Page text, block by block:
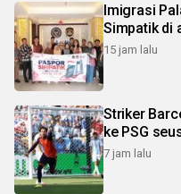
Imigrasi
Simpatik di
15 jam lalu
Striker
ke PSG
7 jam lalu